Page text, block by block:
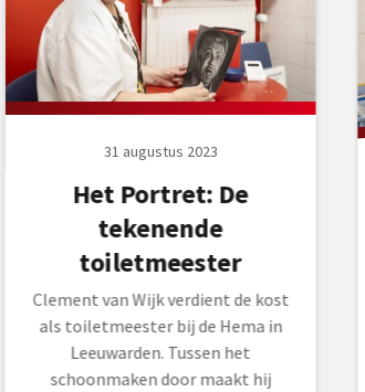
31 augustus 2023
Het Portret: De
tekenende
toiletmeester
Clement van Wijk verdient de kost
als toiletmeester bij de Hema in
Leeuwarden. Tussen het
schoonmaken door maakt hij